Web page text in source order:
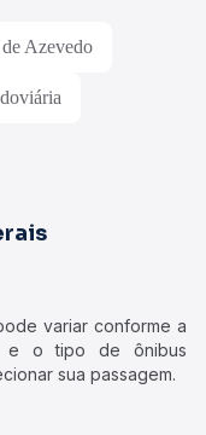
Azevedo
variar conforme a
e o tipo de ônibus
sua passagem.